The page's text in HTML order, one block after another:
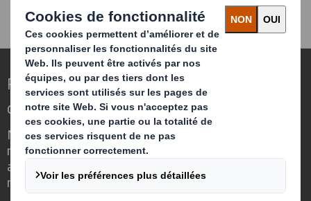
Repenser l’emballage pour un monde qui
change
Nous faisons la différence parce que
nous avons su voir en quoi l'emballage
avait un rôle important à jouer dans le
monde qui nous entoure.